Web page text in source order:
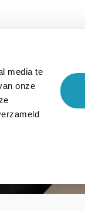
media te
onze